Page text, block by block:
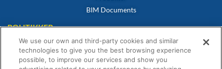
BIM Documents
POLITIKKER
Privatlivspolitik
Privatlivspolitik
We use our own and third-party cookies and similar
technologies to give you the best browsing experience
possible, to improve our services and show you